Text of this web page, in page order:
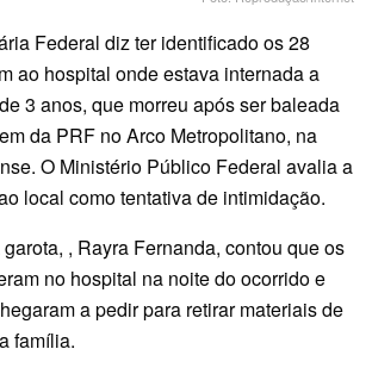
Federal diz ter identificado os 28
ao hospital onde estava internada a
3 anos, que morreu após ser baleada
da PRF no Arco Metropolitano, na
O Ministério Público Federal avalia a
local como tentativa de intimidação.
, Rayra Fernanda, contou que os
no hospital na noite do ocorrido e
a pedir para retirar materiais de
família.